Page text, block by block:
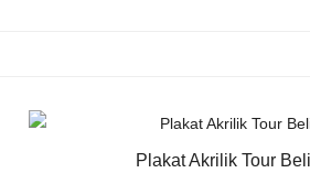
Plakat Akrilik Tour